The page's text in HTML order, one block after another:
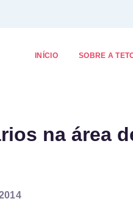
INÍCIO SOBRE A
na área